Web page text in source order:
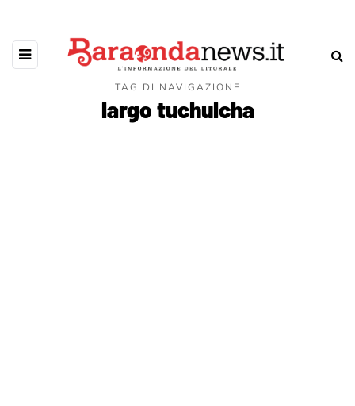
TAG DI NAVIGAZIONE
largo tuchulcha